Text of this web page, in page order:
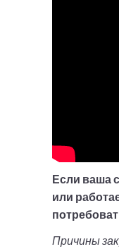
Если ваша
или
Причины